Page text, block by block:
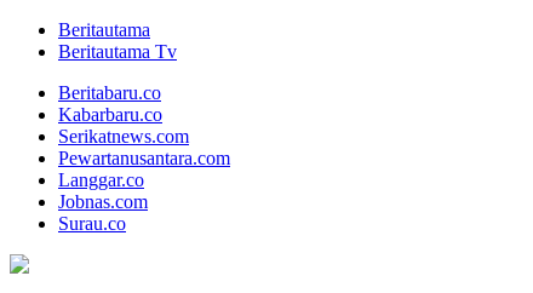
Beritautama
Beritautama Tv
Beritabaru.co
Kabarbaru.co
Serikatnews.com
Pewartanusantara.com
Langgar.co
Jobnas.com
Surau.co